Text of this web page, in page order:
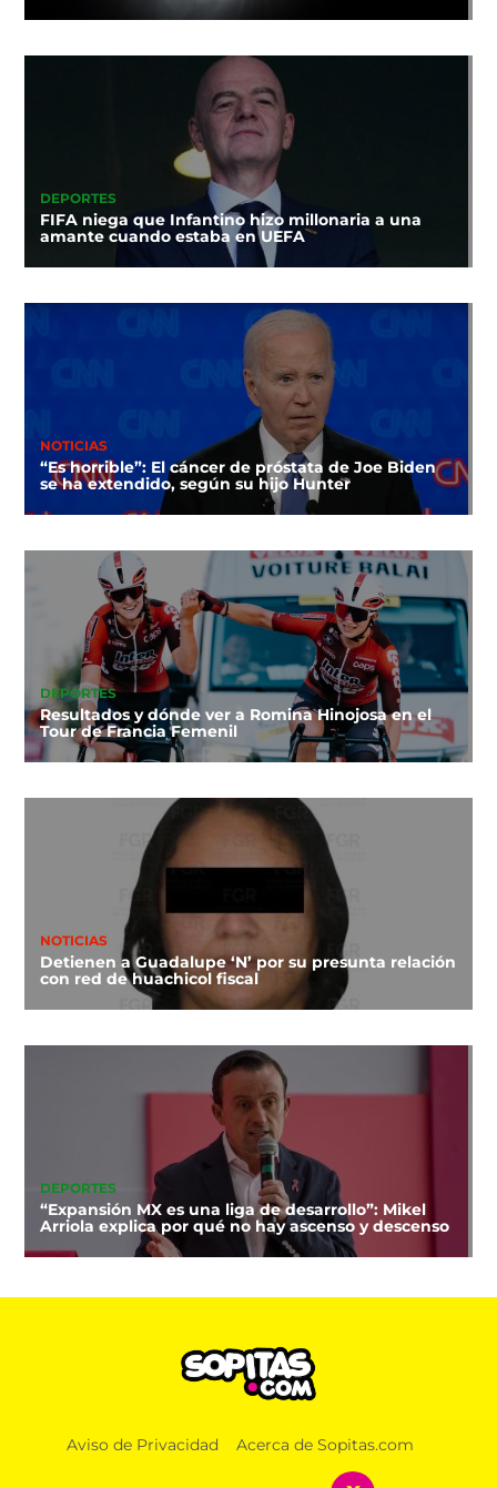
DEPORTES
FIFA niega que Infantino hizo millonaria a una
amante cuando estaba en UEFA
NOTICIAS
“Es horrible”: El cáncer de próstata de Joe Biden
se ha extendido, según su hijo Hunter
DEPORTES
Resultados y dónde ver a Romina Hinojosa en el
Tour de Francia Femenil
NOTICIAS
Detienen a Guadalupe ‘N’ por su presunta relación
con red de huachicol fiscal
DEPORTES
“Expansión MX es una liga de desarrollo”: Mikel
Arriola explica por qué no hay ascenso y descenso
Aviso de Privacidad Acerca de Sopitas.com